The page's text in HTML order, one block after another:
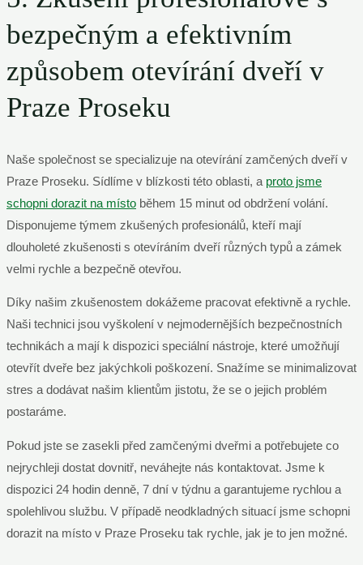
bezpečným a efektivním
způsobem otevírání dveří v
Praze Proseku
Naše společnost se specializuje na otevírání zamčených dveří v
Praze Proseku. Sídlíme v blízkosti této oblasti, a proto jsme
schopni dorazit na místo během 15 minut od obdržení volání.
Disponujeme týmem zkušených profesionálů, kteří mají
dlouholeté zkušenosti s otevíráním dveří různých typů a zámek
velmi rychle a bezpečně otevřou.
Díky našim zkušenostem dokážeme pracovat efektivně a rychle.
Naši technici jsou vyškolení v nejmodernějších bezpečnostních
technikách a mají k dispozici speciální nástroje, které umožňují
otevřít dveře bez jakýchkoli poškození. Snažíme se minimalizovat
stres a dodávat našim klientům jistotu, že se o jejich problém
postaráme.
Pokud jste se zasekli před zamčenými dveřmi a potřebujete co
nejrychleji dostat dovnitř, neváhejte nás kontaktovat. Jsme k
dispozici 24 hodin denně, 7 dní v týdnu a garantujeme rychlou a
spolehlivou službu. V případě neodkladných situací jsme schopni
dorazit na místo v Praze Proseku tak rychle, jak je to jen možné.